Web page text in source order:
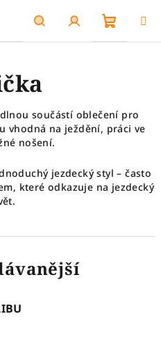
HledatPřihlášení
součástí oblečení pro
vhodná na ježdění, práci ve
nošení.
jezdecký styl – často
které odkazuje na jezdecký